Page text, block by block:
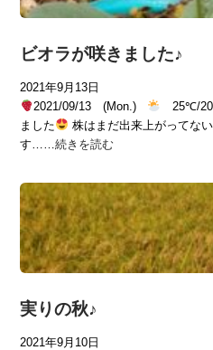
ビオラが咲きました♪
2021年9月13日
2021/09/13 (Mon.)
25℃/
ました
株はまだ出来上がってな
す……続きを読む
実りの秋♪
2021年9月10日